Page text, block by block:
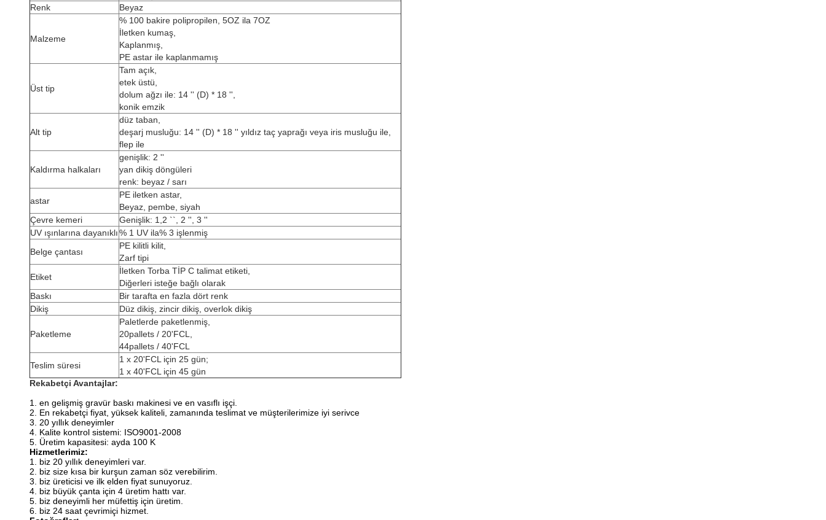
Renk
Beyaz
Malzeme
% 100 bakire polipropilen, 5OZ ila 7OZ
İletken kumaş,
Kaplanmış,
PE astar ile kaplanmamış
Üst tip
Tam açık,
etek üstü,
dolum ağzı ile: 14 '' (D) * 18 '',
konik emzik
Alt tip
düz taban,
deşarj musluğu: 14 '' (D) * 18 '' yıldız taç yaprağı veya iris musluğu ile,
flep ile
Kaldırma halkaları
genişlik: 2 ''
yan dikiş döngüleri
renk: beyaz / sarı
astar
PE iletken astar,
Beyaz, pembe, siyah
Çevre kemeri
Genişlik: 1,2 ``, 2 '', 3 ''
UV ışınlarına dayanıklı% 1 UV ila% 3 işlenmiş
Belge çantası
PE kilitli kilit,
Zarf tipi
Etiket
İletken Torba TİP C talimat etiketi,
Diğerleri isteğe bağlı olarak
Baskı
Bir tarafta en fazla dört renk
Dikiş
Düz dikiş, zincir dikiş, overlok dikiş
Paketleme
Paletlerde paketlenmiş,
20pallets / 20'FCL,
44pallets / 40'FCL
Teslim süresi
1 x 20'FCL için 25 gün;
1 x 40'FCL için 45 gün
Rekabetçi Avantajlar:
1. en gelişmiş gravür baskı makinesi ve en vasıflı işçi.
2. En rekabetçi fiyat, yüksek kaliteli, zamanında teslimat ve müşterilerimize iyi serivce
3. 20 yıllık deneyimler
4. Kalite kontrol sistemi: ISO9001-2008
5. Üretim kapasitesi: ayda 100 K
Hizmetlerimiz:
1. biz 20 yıllık deneyimleri var.
2. biz size kısa bir kurşun zaman söz verebilirim.
3. biz üreticisi ve ilk elden fiyat sunuyoruz.
4. biz büyük çanta için 4 üretim hattı var.
5. biz deneyimli her müfettiş için üretim.
6. biz 24 saat çevrimiçi hizmet.